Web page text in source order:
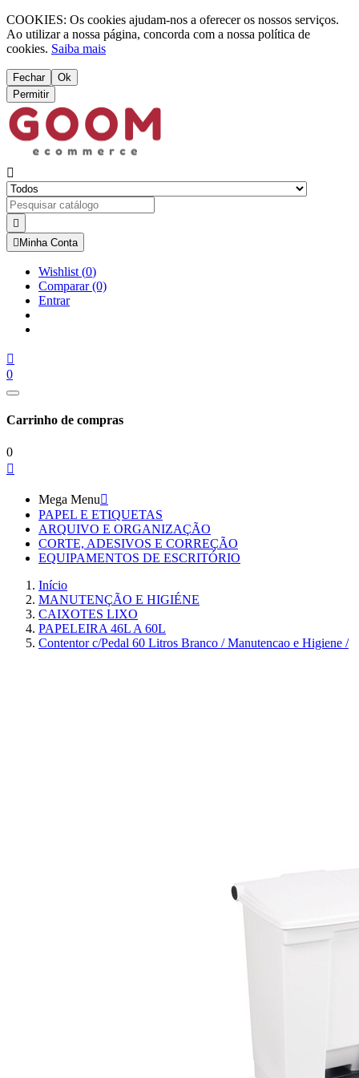
COOKIES: Os cookies ajudam-nos a oferecer os nossos serviços.
Ao utilizar a nossa página, concorda com a nossa política de
cookies. Saiba mais
Fechar
Ok
Permitir


 Minha Conta
Wishlist (0)
Comparar(0)
Entrar

0
Carrinho de compras
0

Mega Menu
PAPEL E ETIQUETAS
ARQUIVO E ORGANIZAÇÃO
CORTE, ADESIVOS E CORREÇÃO
EQUIPAMENTOS DE ESCRITÓRIO
Início
MANUTENÇÃO E HIGIÉNE
CAIXOTES LIXO
PAPELEIRA 46L A 60L
Contentor c/Pedal 60 Litros Branco / Manutencao e Higiene /